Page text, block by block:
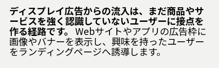
ディスプレイ広告からの流入は、まだ商品やサ
ービスを強く認識していないユーザーに接点を
作る経路です。 Webサイトやアプリの広告枠に
画像やバナーを表示し、興味を持ったユーザー
をランディングページへ誘導します。